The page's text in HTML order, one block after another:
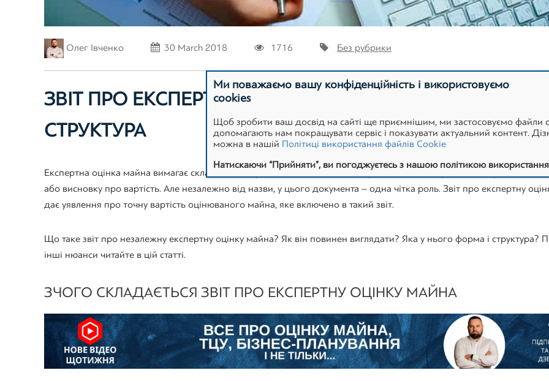
Олег Івченко 30 March 2018 1716 Без рубрики
ЗВІТ ПРО ЕКСПЕРТНУ ОЦІНКУ МАЙНА: РОЛЬ, ФОРМА ТА
СТРУКТУРА
Експертна оцінка майна вимагає складання звіту, який також носить назву оціночного акту, довідки про незалежну
або висновку про вартість. Але незалежно від назви, у цього документа – одна чітка роль. Звіт про експертну
дає уявлення про точну вартість оцінюваного майна, яке включено в такий звіт.
Що таке звіт про незалежну експертну оцінку майна? Як він повинен виглядати? Яка у нього форма і структура?
інші нюанси читайте в цій статті.
З ЧОГО СКЛАДАЄТЬСЯ ЗВІТ ПРО ЕКСПЕРТНУ ОЦІНКУ МАЙНА
Ми поважаємо вашу конфіденційність і використовуємо
cookies
Щоб зробити ваш досвід на сайті ще приємнішим, ми застосовуємо файли
допомагають нам покращувати сервіс і показувати актуальний контент.
можна в нашій Політиці використання файлів Cookie
Натискаючи “Прийняти”, ви погоджуєтесь з нашою політикою